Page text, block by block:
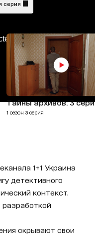
серия
Тайны архивов: 3
1 сезон 3 серия
1+1 Украина
детективного
контекст.
разработкой
скрывают свои